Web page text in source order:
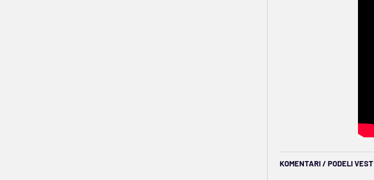
KOMENTARI / PODELI VEST